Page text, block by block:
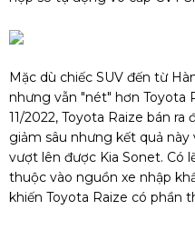
Mặc dù chiếc SUV đến từ
nhưng vẫn "nét" hơn Toyota
11/2022, Toyota Raize bán
giảm sâu nhưng kết quả này
vượt lên được Kia Sonet. Có
thuộc vào nguồn xe nhập
khiến Toyota Raize có phần